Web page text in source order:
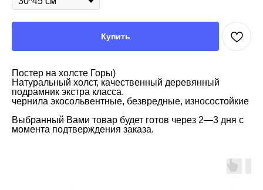
Купить
Постер на холсте Горы)
Натуральный холст, качественный деревянный
подрамник экстра класса.
чернила экосольвентные, безвредные, износостойкие
Выбранный Вами товар будет готов через 2—3 дня с
момента подтверждения заказа.